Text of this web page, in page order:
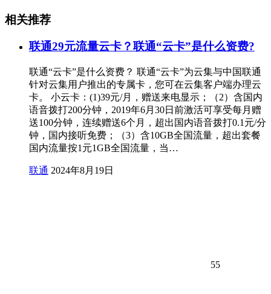
相关推荐
联通29元流量云卡？联通“云卡”是什么资费?
联通“云卡”是什么资费？ 联通“云卡”为云集与中国联通
针对云集用户推出的专属卡，您可在云集客户端办理云
卡。 小云卡：(1)39元/月，赠送来电显示；（2）含国内
语音拨打200分钟，2019年6月30日前激活可享受每月赠
送100分钟，连续赠送6个月，超出国内语音拨打0.1元/分
钟，国内接听免费；（3）含10GB全国流量，超出套餐
国内流量按1元1GB全国流量，当…
联通 2024年8月19日
55